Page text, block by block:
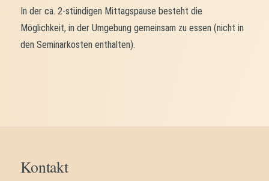
In der ca. 2-stündigen Mittagspause besteht die
Möglichkeit, in der Umgebung gemeinsam zu essen (nicht in
den Seminarkosten enthalten).
Kontakt